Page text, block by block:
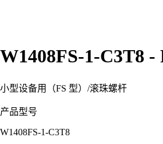
W1408FS-1-C3T8 -
小型设备用（FS 型） /滚珠螺杆
产品型号
W1408FS-1-C3T8